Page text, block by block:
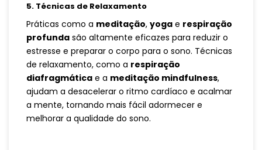
5. Técnicas de Relaxamento
Práticas como a meditação, yoga e respiração
profunda são altamente eficazes para reduzir o
estresse e preparar o corpo para o sono. Técnicas
de relaxamento, como a respiração
diafragmática e a meditação mindfulness,
ajudam a desacelerar o ritmo cardíaco e acalmar
a mente, tornando mais fácil adormecer e
melhorar a qualidade do sono.